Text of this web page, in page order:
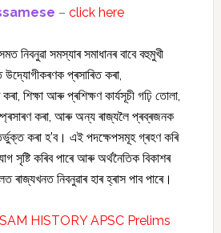
– click here
নিবনুৱা সমস্যাৰ সমাধানৰ বাবে বহুমুখী
উদ্যোগীকৰণক প্ৰসাৰিত কৰা,
শিক্ষা আৰু প্ৰশিক্ষণ কাৰ্যসূচী গঢ়ি তোলা,
কৰা, আৰু অন্য ৰাজ্যলৈ প্ৰব্ৰজনক
কৰা হ’ব। এই পদক্ষেপসমূহ গ্ৰহণ কৰি
সৃষ্টি কৰিব পাৰে আৰু অৰ্থনৈতিক বিকাশৰ
ৰাজ্যখনত নিবনুৱাৰ হাৰ হ্ৰাস পাব পাৰে।
HISTORY APSC Prelims